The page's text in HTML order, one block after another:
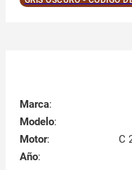
Marca:
Modelo:
Motor:
C
Año: